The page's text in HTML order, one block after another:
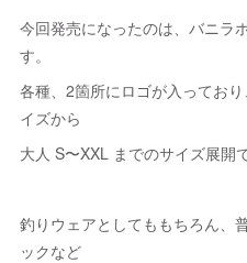
今回発売になったのは、バニラ
す。
各種、2箇所にロゴが入ってお
イズから
大人 S〜XXL までのサイズ展開で
釣りウェアとしてももちろん、
ックなど